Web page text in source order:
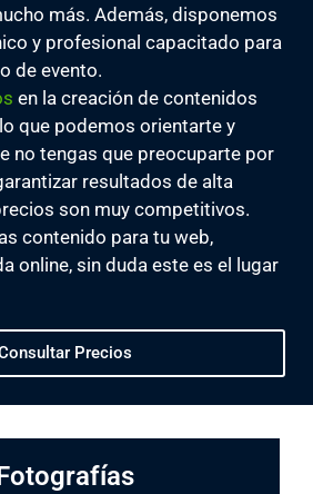
más. Además, disponemos
y profesional capacitado para
de evento.
en la creación de contenidos
que podemos orientarte y
no tengas que preocuparte por
resultados de alta
son muy competitivos.
contenido para tu web,
online, sin duda este es el lugar
Precios